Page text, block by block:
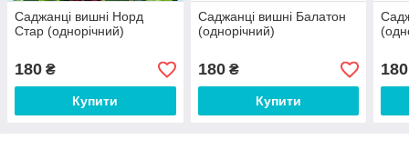
Саджанці вишні Норд
Стар (однорічний)
180 ₴
Купити
Саджанці вишні Балатон
(однорічний)
180₴
Купити
180